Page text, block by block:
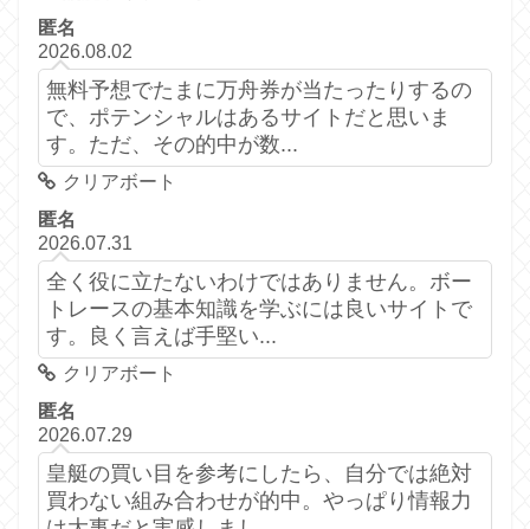
匿名
2026.08.02
無料予想でたまに万舟券が当たったりするの
で、ポテンシャルはあるサイトだと思いま
す。ただ、その的中が数...
クリアボート
匿名
2026.07.31
全く役に立たないわけではありません。ボー
トレースの基本知識を学ぶには良いサイトで
す。良く言えば手堅い...
クリアボート
匿名
2026.07.29
皇艇の買い目を参考にしたら、自分では絶対
買わない組み合わせが的中。やっぱり情報力